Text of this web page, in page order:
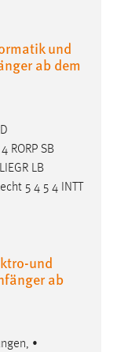
und
ab dem
RORP SB
LB
5 4 5 4 INTT
und
ab
•